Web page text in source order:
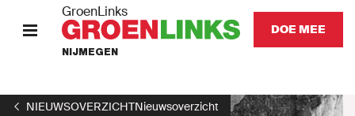
GroenLinks
NIJMEGEN
DOE MEE
NIEUWSOVERZICHTNieuwsoverzicht
HOME